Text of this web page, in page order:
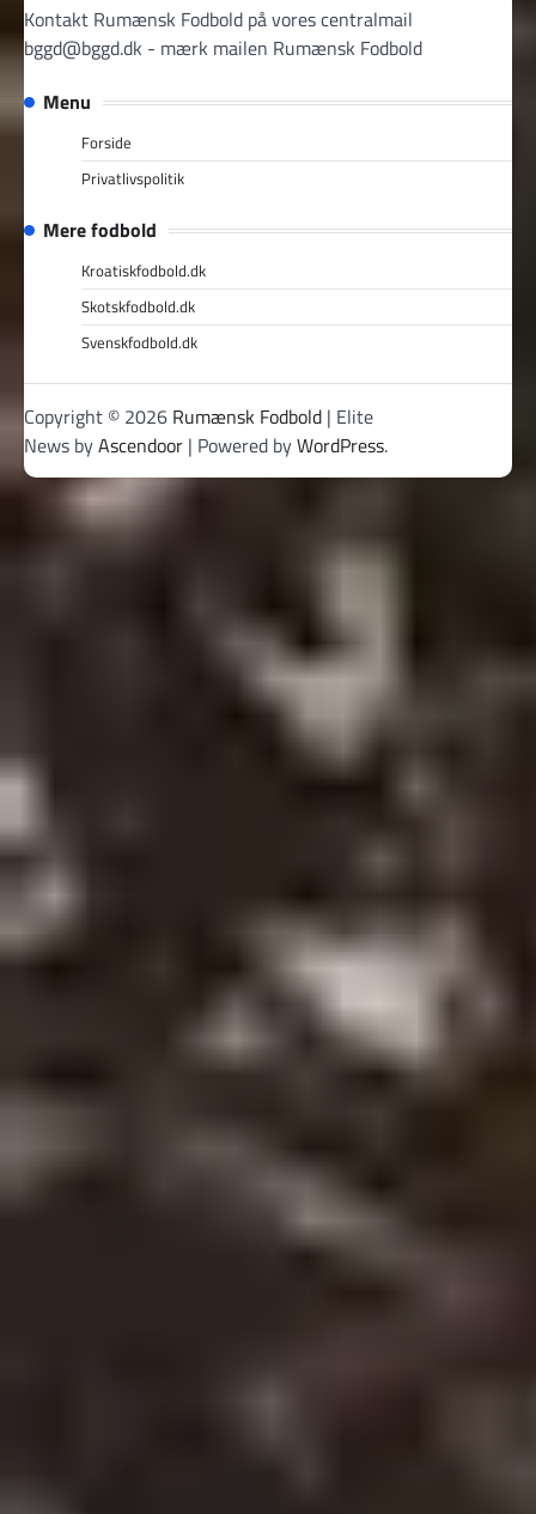
Kontakt Rumænsk Fodbold på vores centralmail
bggd@bggd.dk - mærk mailen Rumænsk Fodbold
Menu
Forside
Privatlivspolitik
Mere fodbold
Kroatiskfodbold.dk
Skotskfodbold.dk
Svenskfodbold.dk
Copyright © 2026 Rumænsk Fodbold | Elite
News byAscendoor | Powered byWordPress.